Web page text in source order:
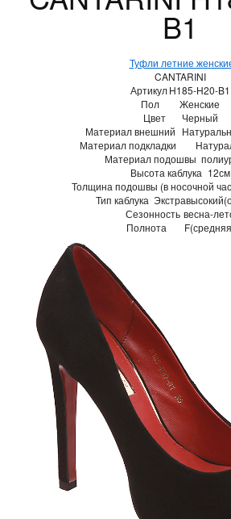
B1
Туфли летние
CANTARINI
АртикулH185-H20-B1
Пол
Женские
Цвет
Черный
Материал внешний
Материал подкладки
Материал подошвы
Высота каблука 12см
Толщина подошвы (в носочной
Тип каблука
Сезонность весна-
Полнота